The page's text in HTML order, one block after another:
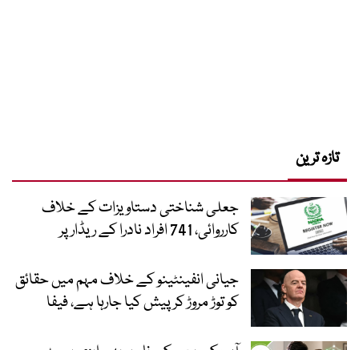
تازہ ترین
جعلی شناختی دستاویزات کے خلاف
کارروائی، 741 افراد نادرا کے ریڈار پر
جیانی انفینٹینو کے خلاف مہم میں حقائق
کو توڑ مروڑ کر پیش کیا جارہا ہے، فیفا